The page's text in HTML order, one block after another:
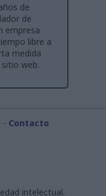
de
de
empresa
libre a
medida
web.
- Contacto
intelectual.